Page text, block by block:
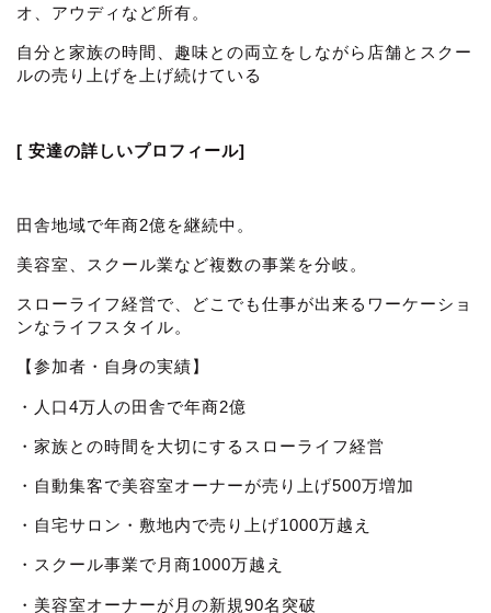
オ、アウディなど所有。
自分と家族の時間、趣味との両立をしながら店舗とスクー
ルの売り上げを上げ続けている
[ 安達の詳しいプロフィール]
田舎地域で年商2億を継続中。
美容室、スクール業など複数の事業を分岐。
スローライフ経営で、どこでも仕事が出来るワーケーショ
ンなライフスタイル。
【参加者・自身の実績】
・人口4万人の田舎で年商2億
・家族との時間を大切にするスローライフ経営
・自動集客で美容室オーナーが売り上げ500万増加
・自宅サロン・敷地内で売り上げ1000万越え
・スクール事業で月商1000万越え
・美容室オーナーが月の新規90名突破